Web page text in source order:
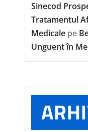
Sinecod
Tratamentul
Medicale pe
Unguent în